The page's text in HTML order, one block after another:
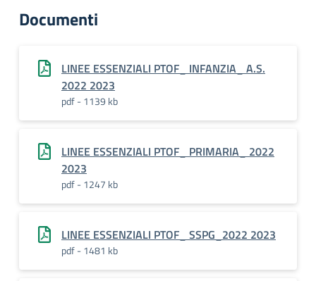
Documenti
LINEE ESSENZIALI PTOF_ INFANZIA_ A.S.
2022 2023
pdf - 1139 kb
LINEE ESSENZIALI PTOF_ PRIMARIA_ 2022
2023
pdf - 1247 kb
LINEE ESSENZIALI PTOF_ SSPG_2022 2023
pdf - 1481 kb